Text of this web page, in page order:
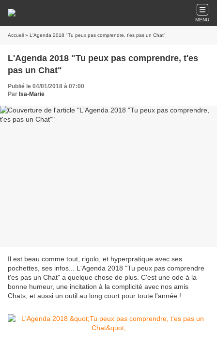
MENU
Accueil » L'Agenda 2018 "Tu peux pas comprendre, t'es pas un Chat"
L'Agenda 2018 "Tu peux pas comprendre, t'es
pas un Chat"
Publié le 04/01/2018 à 07:00
Par Isa-Marie
Il est beau comme tout, rigolo, et hyperpratique avec ses
pochettes, ses infos... L'Agenda 2018 "Tu peux pas comprendre
t'es pas un Chat" a quelque chose de plus. C'est une ode à la
bonne humeur, une incitation à la complicité avec nos amis
Chats, et aussi un outil au long court pour toute l'année !